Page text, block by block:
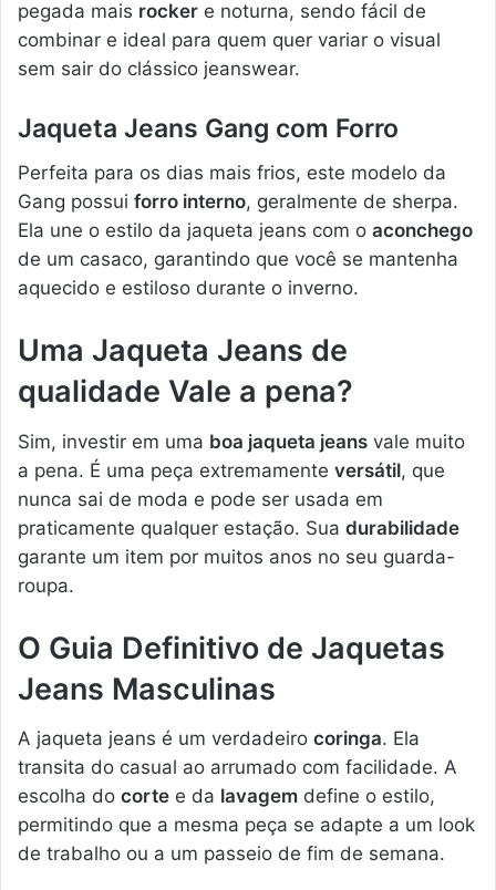
pegada mais rocker e noturna, sendo fácil de
combinar e ideal para quem quer variar o visual
sem sair do clássico jeanswear.
Jaqueta Jeans Gang com Forro
Perfeita para os dias mais frios, este modelo da
Gang possui forro interno, geralmente de sherpa.
Ela une o estilo da jaqueta jeans com o aconchego
de um casaco, garantindo que você se mantenha
aquecido e estiloso durante o inverno.
Uma Jaqueta Jeans de
qualidade Vale a pena?
Sim, investir em uma boa jaqueta jeans vale muito
a pena. É uma peça extremamente versátil, que
nunca sai de moda e pode ser usada em
praticamente qualquer estação. Sua durabilidade
garante um item por muitos anos no seu guarda-
roupa.
O Guia Definitivo de Jaquetas
Jeans Masculinas
A jaqueta jeans é um verdadeiro coringa. Ela
transita do casual ao arrumado com facilidade. A
escolha do corte e da lavagem define o estilo,
permitindo que a mesma peça se adapte a um look
de trabalho ou a um passeio de fim de semana.